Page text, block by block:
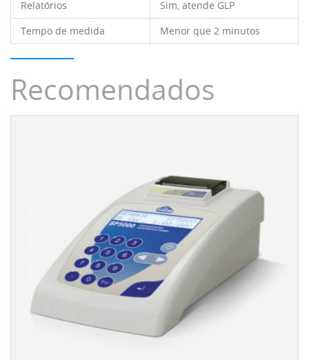
Relatórios
Sim, atende GLP
Tempo de medida
Menor que 2 minutos
Recomendados